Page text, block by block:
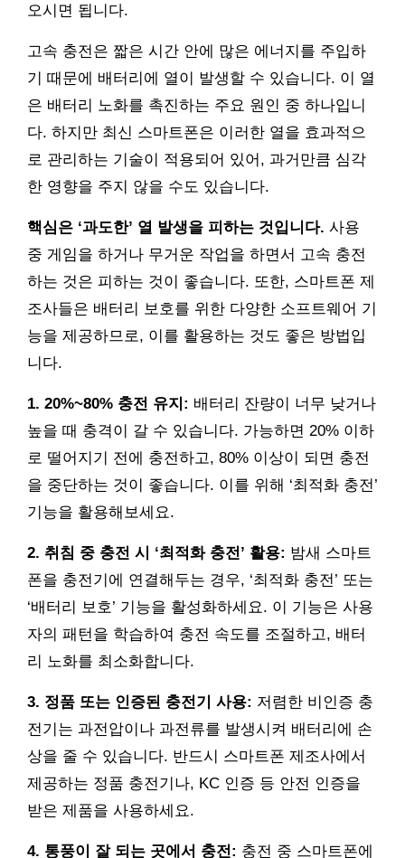
오시면 됩니다.
고속 충전은 짧은 시간 안에 많은 에너지를 주입하
기 때문에 배터리에 열이 발생할 수 있습니다. 이 열
은 배터리 노화를 촉진하는 주요 원인 중 하나입니
다. 하지만 최신 스마트폰은 이러한 열을 효과적으
로 관리하는 기술이 적용되어 있어, 과거만큼 심각
한 영향을 주지 않을 수도 있습니다.
핵심은 ‘과도한’ 열 발생을 피하는 것입니다. 사용
중 게임을 하거나 무거운 작업을 하면서 고속 충전
하는 것은 피하는 것이 좋습니다. 또한, 스마트폰 제
조사들은 배터리 보호를 위한 다양한 소프트웨어 기
능을 제공하므로, 이를 활용하는 것도 좋은 방법입
니다.
1. 20%~80% 충전 유지: 배터리 잔량이 너무 낮거나
높을 때 충격이 갈 수 있습니다. 가능하면 20% 이하
로 떨어지기 전에 충전하고, 80% 이상이 되면 충전
을 중단하는 것이 좋습니다. 이를 위해 ‘최적화 충전’
기능을 활용해보세요.
2. 취침 중 충전 시 ‘최적화 충전’ 활용: 밤새 스마트
폰을 충전기에 연결해두는 경우, ‘최적화 충전’ 또는
‘배터리 보호’ 기능을 활성화하세요. 이 기능은 사용
자의 패턴을 학습하여 충전 속도를 조절하고, 배터
리 노화를 최소화합니다.
3. 정품 또는 인증된 충전기 사용: 저렴한 비인증 충
전기는 과전압이나 과전류를 발생시켜 배터리에 손
상을 줄 수 있습니다. 반드시 스마트폰 제조사에서
제공하는 정품 충전기나, KC 인증 등 안전 인증을
받은 제품을 사용하세요.
4. 통풍이 잘 되는 곳에서 충전: 충전 중 스마트폰에